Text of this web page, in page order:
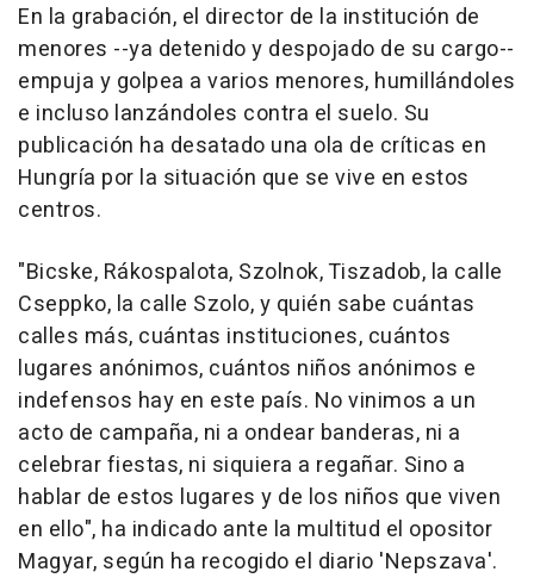
En la grabación, el director de la institución de
menores --ya detenido y despojado de su cargo--
empuja y golpea a varios menores, humillándoles
e incluso lanzándoles contra el suelo. Su
publicación ha desatado una ola de críticas en
Hungría por la situación que se vive en estos
centros.
"Bicske, Rákospalota, Szolnok, Tiszadob, la calle
Cseppko, la calle Szolo, y quién sabe cuántas
calles más, cuántas instituciones, cuántos
lugares anónimos, cuántos niños anónimos e
indefensos hay en este país. No vinimos a un
acto de campaña, ni a ondear banderas, ni a
celebrar fiestas, ni siquiera a regañar. Sino a
hablar de estos lugares y de los niños que viven
en ello", ha indicado ante la multitud el opositor
Magyar, según ha recogido el diario 'Nepszava'.